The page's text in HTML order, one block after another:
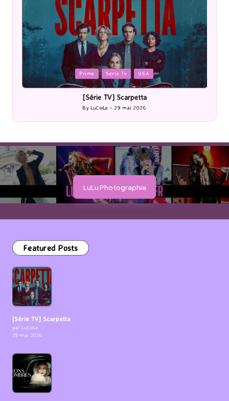
Posted
in
Prime Serie Tv USA
[Série TV] Scarpetta
Posted
by
By LuCioLe 29 mai 2026
LuLu Photographie
Featured Posts
[Série TV] Scarpetta
par LuCioLe
29 mai 2026